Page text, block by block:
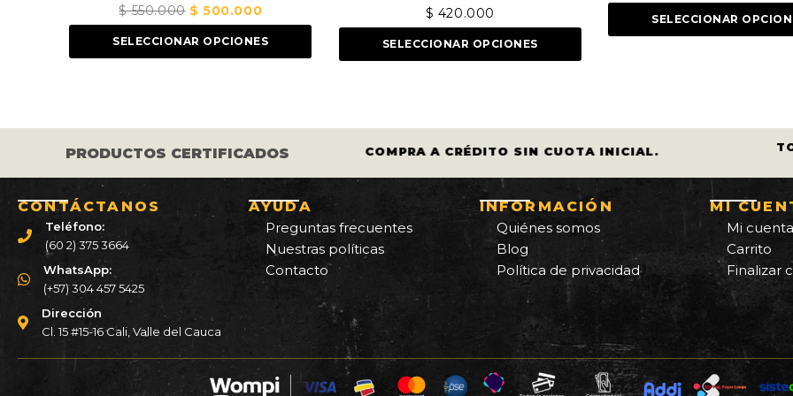
precio
500.000El
precio
actual
OPCIONES SELECCIONAR OPCIONES
precio
original
precio
actual
SELECCIONAR OPCIONES
PRODUCTOS CERTIFICADOS
LOS CASCOS Y LLANTAS ESTÁN
COMPRA A CRÉDITO SIN CUOTA INICIAL.
CONTÁCTANOS
Teléfono:
(60 2) 375 3664
WhatsApp:
(+57) 304 457 5425
Dirección
Cl. 15 #15-16 Cali, Valle del Cauca
AYUDA
Preguntas frecuentes
Nuestras políticas
Contacto
INFORMACIÓN
Quiénes somos
Blog
Política de privacidad
MI
Mi cuenta
Carrito
Finalizar